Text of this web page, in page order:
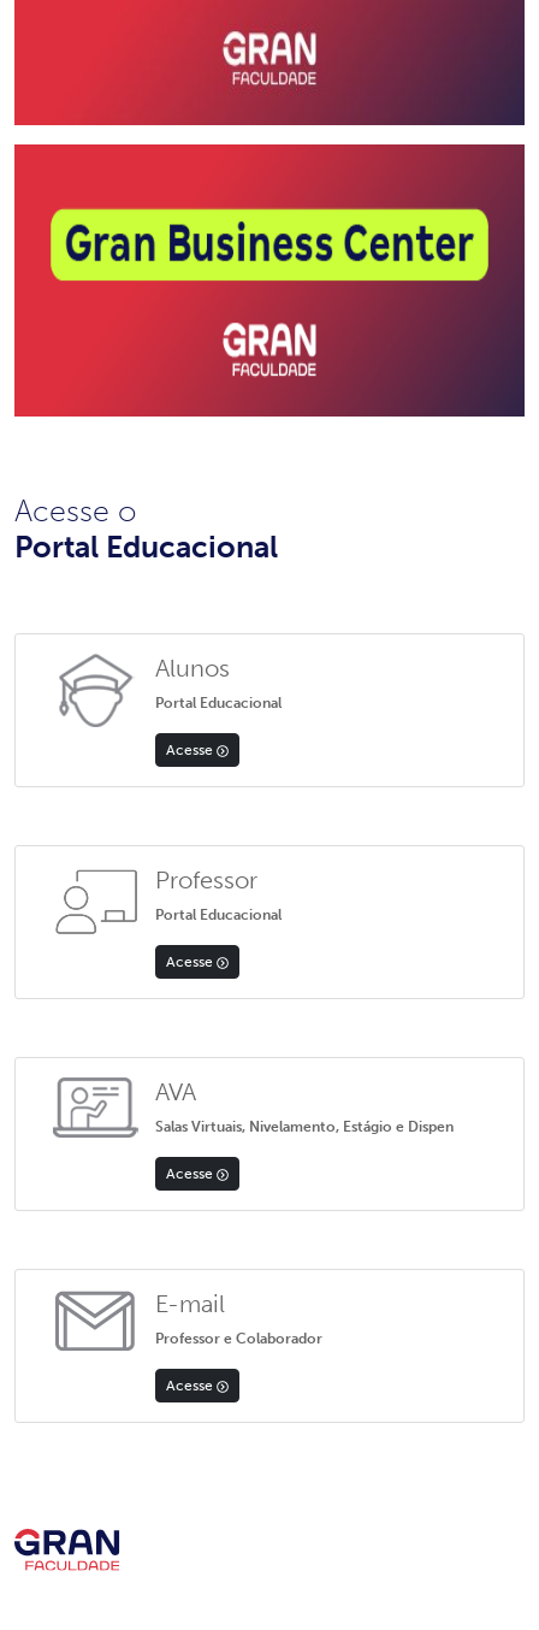
Acesse o
Portal Educacional
Alunos
Portal Educacional
Acesse
Professor
Portal Educacional
Acesse
AVA
Salas Virtuais, Nivelamento, Estágio e Dispen
Acesse
E-mail
Professor e Colaborador
Acesse